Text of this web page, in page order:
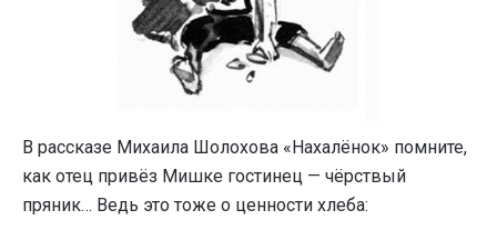
В рассказе Михаила Шолохова «Нахалёнок» помните,
как отец привёз Мишке гостинец — чёрствый
пряник… Ведь это тоже о ценности хлеба: